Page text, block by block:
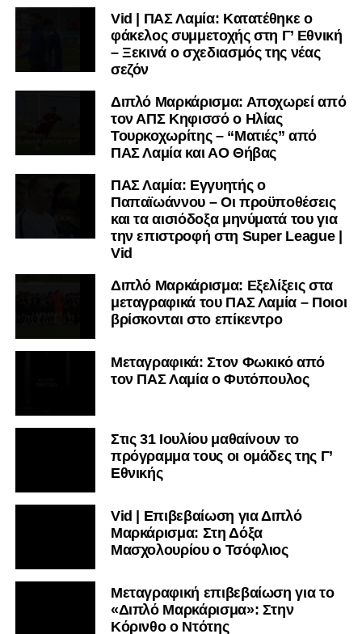
Vid | ΠΑΣ Λαμία: Κατατέθηκε ο
φάκελος συμμετοχής στη Γ’ Εθνική
– Ξεκινά ο σχεδιασμός της νέας
σεζόν
Διπλό Μαρκάρισμα: Αποχωρεί από
τον ΑΠΣ Κηφισσό ο Ηλίας
Τουρκοχωρίτης – “Ματιές” από
ΠΑΣ Λαμία και ΑΟ Θήβας
ΠΑΣ Λαμία: Εγγυητής ο
Παπαϊωάννου – Οι προϋποθέσεις
και τα αισιόδοξα μηνύματά του για
την επιστροφή στη Super League |
Vid
Διπλό Μαρκάρισμα: Εξελίξεις στα
μεταγραφικά του ΠΑΣ Λαμία – Ποιοι
βρίσκονται στο επίκεντρο
Μεταγραφικά: Στον Φωκικό από
τον ΠΑΣ Λαμία ο Φυτόπουλος
Στις 31 Ιουλίου μαθαίνουν το
πρόγραμμα τους οι ομάδες της Γ’
Εθνικής
Vid | Επιβεβαίωση για Διπλό
Μαρκάρισμα: Στη Δόξα
Μασχολουρίου ο Τσόφλιος
Μεταγραφική επιβεβαίωση για το
«Διπλό Μαρκάρισμα»: Στην
Κόρινθο ο Ντότης